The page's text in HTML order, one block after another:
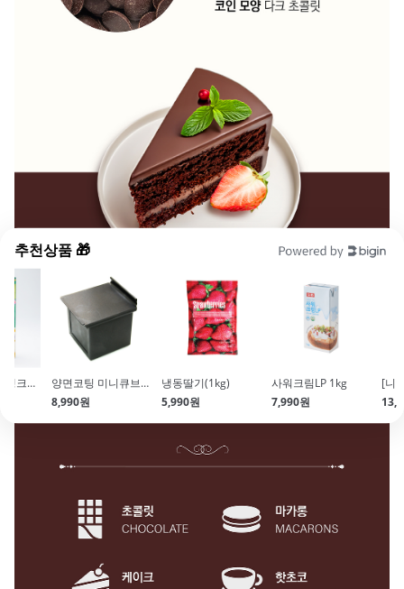
추천상품 🎁
[홉라] 식물성생크림(500ml)
양면코팅 미니큐브식빵틀 (풀먼식빵 뚜껑포함 6x6cm)
8,990원
냉동딸기(1kg)
5,990원
사워크림LP 1kg
7,990원